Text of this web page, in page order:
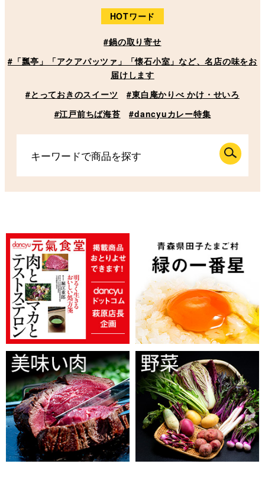
HOTワード
#鍋の取り寄せ
#「瓢亭」「アクアパッツァ」「懐石小室」など、名店の味をお
届けします
#とっておきのスイーツ
#東白庵かりべ かけ・せいろ
#江戸前ちば海苔
#dancyuカレー特集